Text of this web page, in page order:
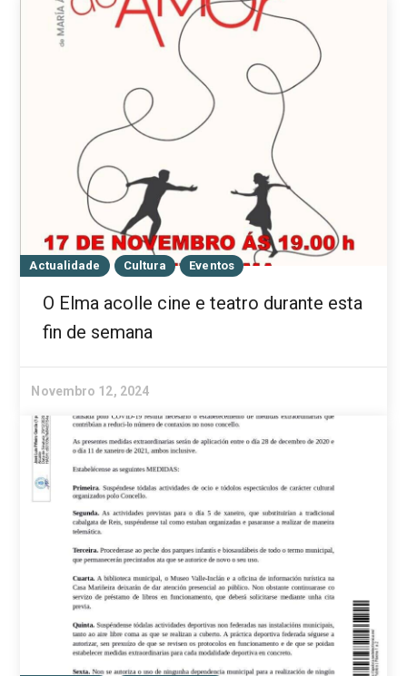
Actualidade Cultura Eventos
O Elma acolle cine e teatro durante esta
fin de semana
Novembro 12, 2024